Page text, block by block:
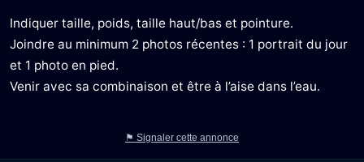
Indiquer taille, poids, taille haut/bas et pointure.
Joindre au minimum 2 photos récentes : 1 portrait du jour
et 1 photo en pied.
Venir avec sa combinaison et être à l’aise dans l’eau.
⚑ Signaler cette annonce